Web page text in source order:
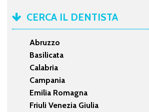
CERCA IL DENTISTA
Abruzzo
Basilicata
Calabria
Campania
Emilia Romagna
Friuli Venezia Giulia